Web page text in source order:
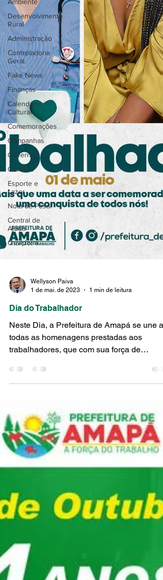
Desenvolvimento
Rural
Administração
Controladoria
Geral
Fake News
Finanças
Calendário
Cultural
Comemorações
Campanhas
Governo
Covid-19
Esporte e
Lazer
Nota de Pesar
Central de
Ajuda
Ouvidoria
1 de mai. de 2023
Dia do Trabalhador
Neste Dia, a Prefeitura de Amapá se une a
todas as homenagens prestadas aos
trabalhadores, que com sua força de